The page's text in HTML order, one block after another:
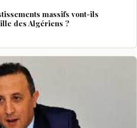
massifs vont-ils
des Algériens ?